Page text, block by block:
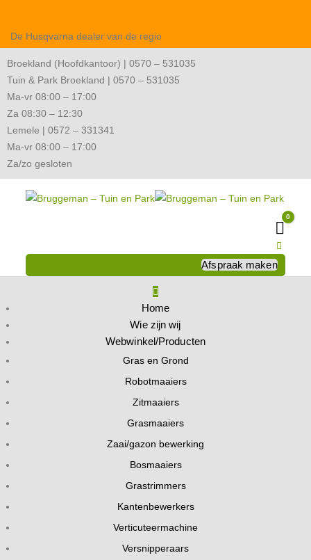
De Husqvarna dealer van de regio
Broekland (Hoofdkantoor) | 0570 – 531035
Tuin & Park Broekland | 0570 – 531035
Ma-vr 08:00 – 17:00
Za 08:30 – 12:30
Lemele | 0572 – 331341
Ma-vr 08:00 – 17:00
Za/zo gesloten
0
Afspraak maken
Home
Wie zijn wij
Webwinkel/Producten
Gras en Grond
Robotmaaiers
Zitmaaiers
Grasmaaiers
Zaai/gazon bewerking
Bosmaaiers
Grastrimmers
Kantenbewerkers
Verticuteermachine
Versnipperaars